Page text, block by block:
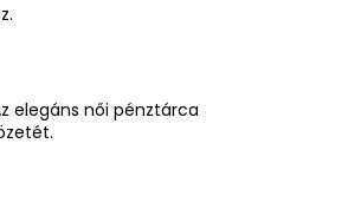
elegáns női pénztárca